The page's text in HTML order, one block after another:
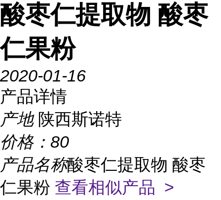
酸枣仁提取物 酸枣
仁果粉
2020-01-16
产品详情
产地 陕西斯诺特
价格： 80
产品名称酸枣仁提取物 酸枣
仁果粉 查看相似产品 >